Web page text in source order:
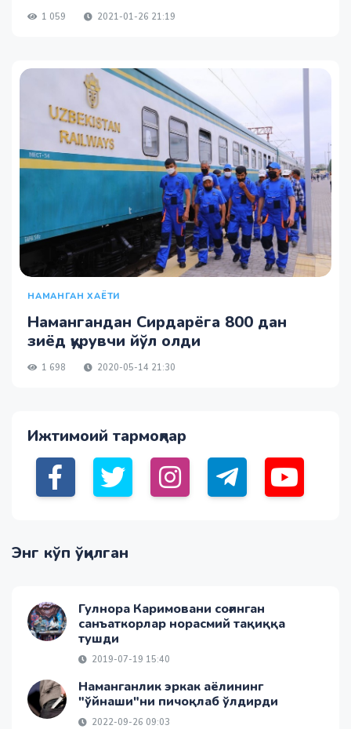
1 059 2021-01-26 21:19
НАМАНГАН ХАЁТИ
Намангандан Сирдарёга 800 дан
зиёд қурувчи йўл олди
1 698 2020-05-14 21:30
Ижтимоий тармоқлар
Энг кўп ўқилган
Гулнора Каримовани соғинган
санъаткорлар норасмий тақиққа
тушди
2019-07-19 15:40
Наманганлик эркак аёлининг
"ўйнаши"ни пичоқлаб ўлдирди
2022-09-26 09:03